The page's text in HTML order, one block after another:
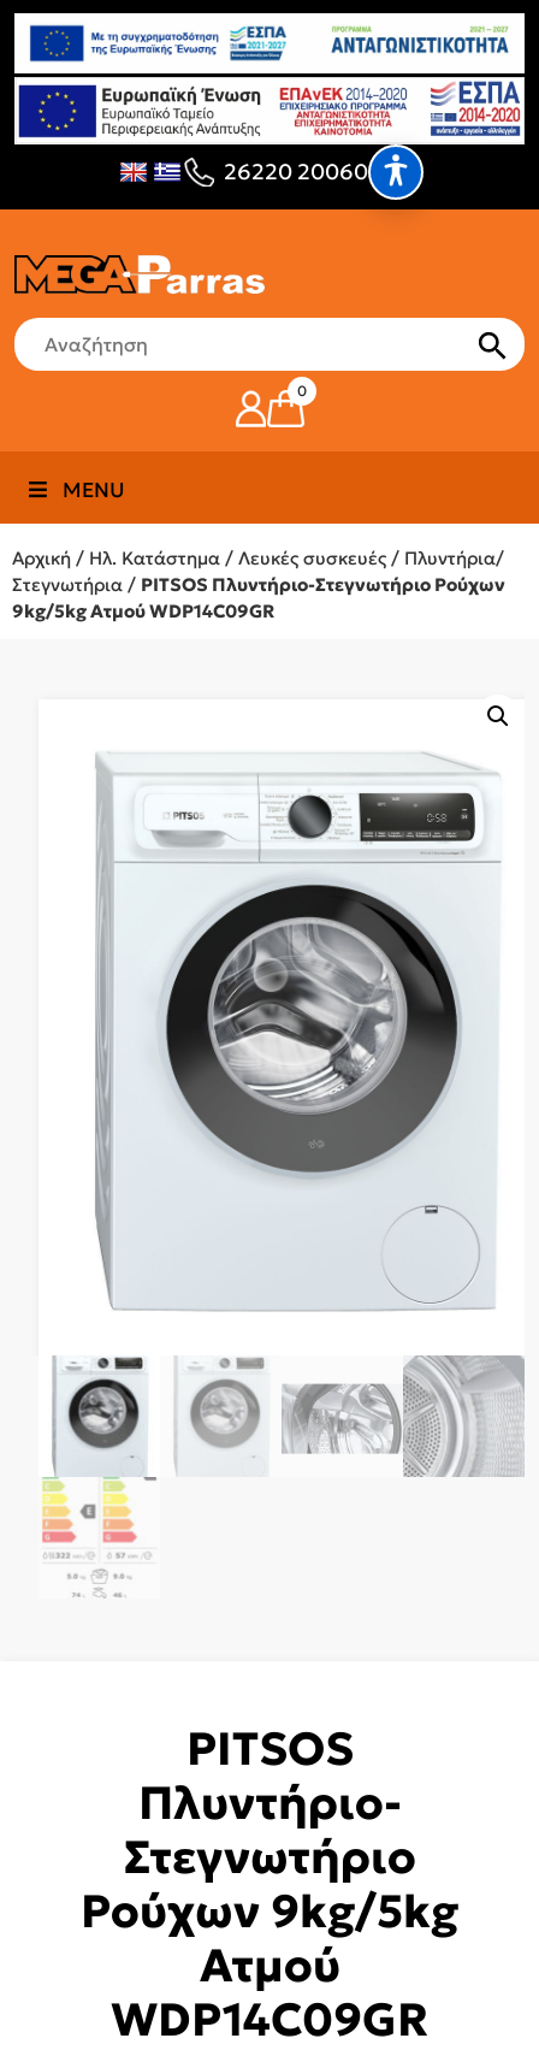
26220 20060
0
MENU
Αρχική / Ηλ. Κατάστημα / Λευκές συσκευές / Πλυντήρια/
Στεγνωτήρια / PITSOS Πλυντήριο-Στεγνωτήριο Ρούχων
9kg/5kg Ατμού WDP14C09GR
PITSOS
Πλυντήριο-
Στεγνωτήριο
Ρούχων 9kg/5kg
Ατμού
WDP14C09GR